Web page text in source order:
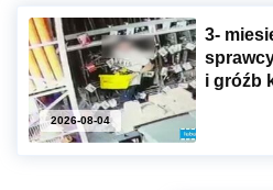
2026-08-04
3-
i gróźb